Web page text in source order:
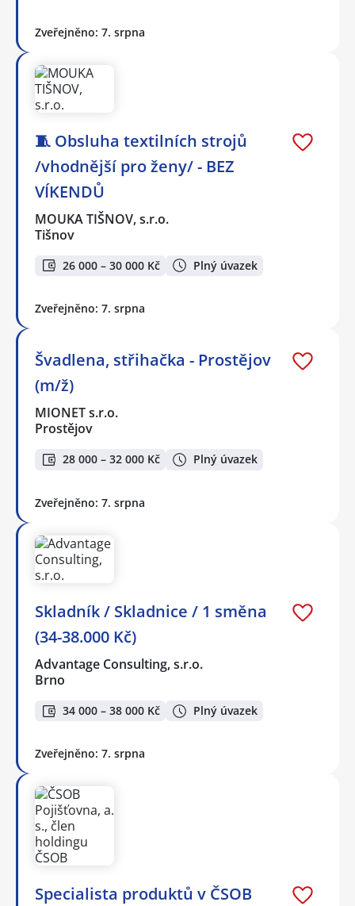
Zveřejněno: 7. srpna
🧵 Obsluha textilních strojů
/vhodnější pro ženy/ - BEZ
VÍKENDŮ
MOUKA TIŠNOV, s.r.o.
Tišnov
26 000 – 30 000 Kč Plný úvazek
Zveřejněno: 7. srpna
Švadlena, střihačka - Prostějov
(m/ž)
MIONET s.r.o.
Prostějov
28 000 – 32 000 Kč Plný úvazek
Zveřejněno: 7. srpna
Skladník / Skladnice / 1 směna
(34-38.000 Kč)
Advantage Consulting, s.r.o.
Brno
34 000 – 38 000 Kč Plný úvazek
Zveřejněno: 7. srpna
Specialista produktů v ČSOB